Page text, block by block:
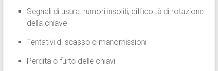
Segnali di usura: rumori insoliti, difficoltà di rotazione
della chiave
Tentativi di scasso o manomissioni
Perdita o furto delle chiavi